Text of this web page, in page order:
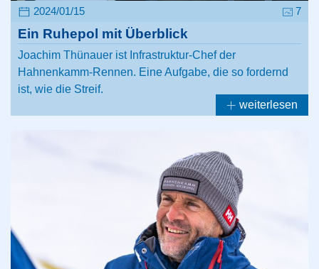
2024/01/15 7
Ein Ruhepol mit Überblick
Joachim Thünauer ist Infrastruktur-Chef der
Hahnenkamm-Rennen. Eine Aufgabe, die so fordernd
ist, wie die Streif.
weiterlesen